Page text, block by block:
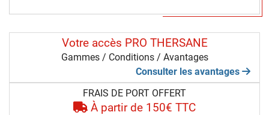
Votre accès PRO THERSANE
Gammes / Conditions / Avantages
Consulter les avantages
FRAIS DE PORT OFFERT
À partir de 150€ TTC